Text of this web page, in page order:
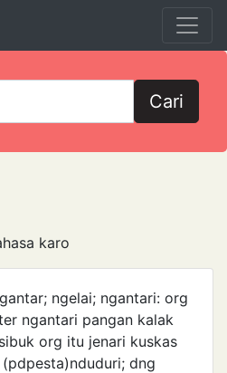
Cari
karo
ngelai; ngantari: org
ngantari pangan kalak
org itu jenari kuskas
­dng